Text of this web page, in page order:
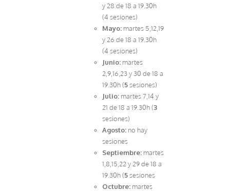
y 28 de 18 a 19.30h
(4 sesiones)
Mayo: martes 5,12,19
y 26 de 18 a 19.30h
(4 sesiones)
Junio: martes
2,9,16,23 y 30 de 18 a
19.30h (5sesiones)
Julio: martes 7,14 y
21 de 18 a 19.30h (3
sesiones)
Agosto: no hay
sesiones
Septiembre: martes
1,8,15,22 y 29 de 18 a
19.30h (5sesiones
Octubre: martes